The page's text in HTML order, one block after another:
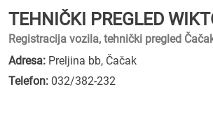
TEHNIČKI PREGLED
Registracija vozila, tehnički pregled
Adresa: Preljina bb, Čačak
Telefon: 032/382-232